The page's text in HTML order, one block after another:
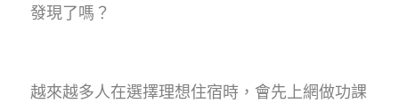
發現了嗎？
越來越多人在選擇理想住宿時，會先上網做功課